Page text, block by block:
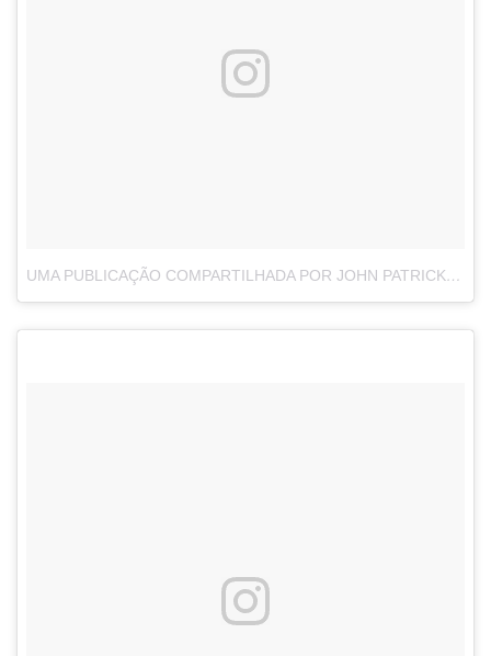
UMA PUBLICAÇÃO COMPARTILHADA POR JOHN PATRICK RAPHAEL KENNY (@JPRKENNY)